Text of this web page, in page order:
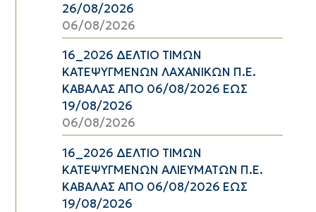
26/08/2026
06/08/2026
16_2026 ΔΕΛΤΙΟ ΤΙΜΩΝ
ΚΑΤΕΨΥΓΜΕΝΩΝ ΛΑΧΑΝΙΚΩΝ Π.Ε.
ΚΑΒΑΛΑΣ ΑΠΟ 06/08/2026 ΕΩΣ
19/08/2026
06/08/2026
16_2026 ΔΕΛΤΙΟ ΤΙΜΩΝ
ΚΑΤΕΨΥΓΜΕΝΩΝ ΑΛΙΕΥΜΑΤΩΝ Π.Ε.
ΚΑΒΑΛΑΣ ΑΠΟ 06/08/2026 ΕΩΣ
19/08/2026